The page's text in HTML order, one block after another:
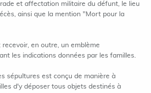
et affectation militaire du défunt, le lieu
ainsi que la mention "Mort pour la
en outre, un emblème
les indications données par les familles.
sépultures est conçu de manière à
d'y déposer tous objets destinés à